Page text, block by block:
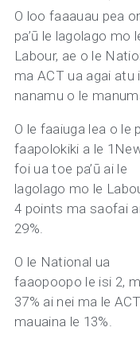
O loo faaauau pea
pa’ū le lagolago mo
Labour, ae o le
ma ACT ua agai atu
nanamu o le
O le faaiuga lea o le
faapolokiki a le
foi ua toe pa’ū ai le
lagolago mo le
4 points ma saofai
29%.
O le National ua
faaopoopo le isi 2,
37% ai nei ma le
mauaina le 13%.